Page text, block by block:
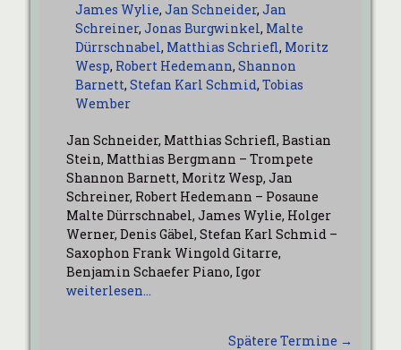
James Wylie, Jan Schneider, Jan
Schreiner, Jonas Burgwinkel, Malte
Dürrschnabel, Matthias Schriefl, Moritz
Wesp, Robert Hedemann, Shannon
Barnett, Stefan Karl Schmid, Tobias
Wember
Jan Schneider, Matthias Schriefl, Bastian
Stein, Matthias Bergmann – Trompete
Shannon Barnett, Moritz Wesp, Jan
Schreiner, Robert Hedemann – Posaune
Malte Dürrschnabel, James Wylie, Holger
Werner, Denis Gäbel, Stefan Karl Schmid –
Saxophon Frank Wingold Gitarre,
Benjamin Schaefer Piano, Igor
weiterlesen…
Spätere Termine →